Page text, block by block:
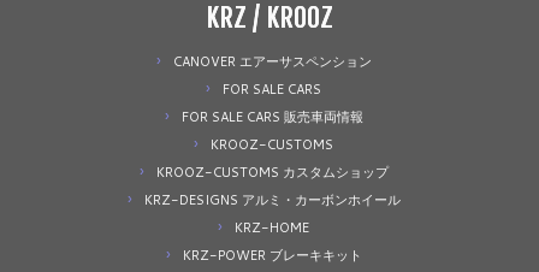
KRZ / KROOZ
CANOVER エアーサスペンション
FOR SALE CARS
FOR SALE CARS 販売車両情報
KROOZ-CUSTOMS
KROOZ-CUSTOMS カスタムショップ
KRZ-DESIGNS アルミ・カーボンホイール
KRZ-HOME
KRZ-POWER ブレーキキット